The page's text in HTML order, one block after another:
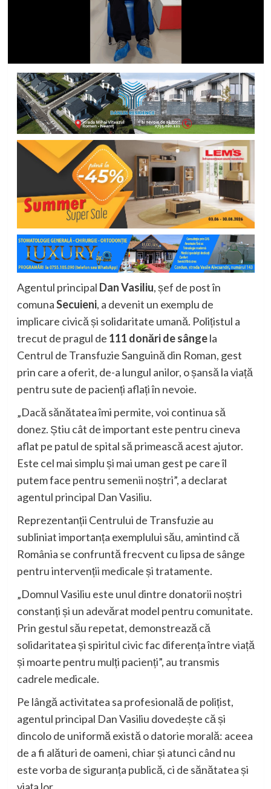
Agentul principal Dan Vasiliu, șef de post în
comunaSecuieni, a devenit un exemplu de
implicare civică și solidaritate umană. Polițistul a
trecut de pragul de 111 donări de sângela
Centrul de Transfuzie Sanguină din Roman, gest
prin care a oferit, de-a lungul anilor, o șansă la viață
pentru sute de pacienți aflați în nevoie.
„Dacă sănătatea îmi permite, voi continua să
donez. Știu cât de important este pentru cineva
aflat pe patul de spital să primească acest ajutor.
Este cel mai simplu și mai uman gest pe care îl
putem face pentru semenii noștri”, a declarat
agentul principal Dan Vasiliu.
Reprezentanții Centrului de Transfuzie au
subliniat importanța exemplului său, amintind că
România se confruntă frecvent cu lipsa de sânge
pentru intervenții medicale și tratamente.
„Domnul Vasiliu este unul dintre donatorii noștri
constanți și un adevărat model pentru comunitate.
Prin gestul său repetat, demonstrează că
solidaritatea și spiritul civic fac diferența între viață
și moarte pentru mulți pacienți”, au transmis
cadrele medicale.
Pe lângă activitatea sa profesională de polițist,
agentul principal Dan Vasiliu dovedește că și
dincolo de uniformă există o datorie morală: aceea
de a fi alături de oameni, chiar și atunci când nu
este vorba de siguranța publică, ci de sănătatea și